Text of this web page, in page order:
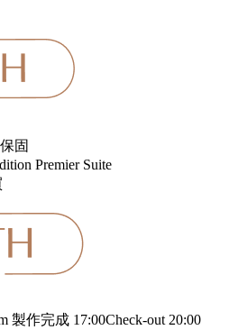
固
Premier Suite
製作完成 17:00Check-out 20:00